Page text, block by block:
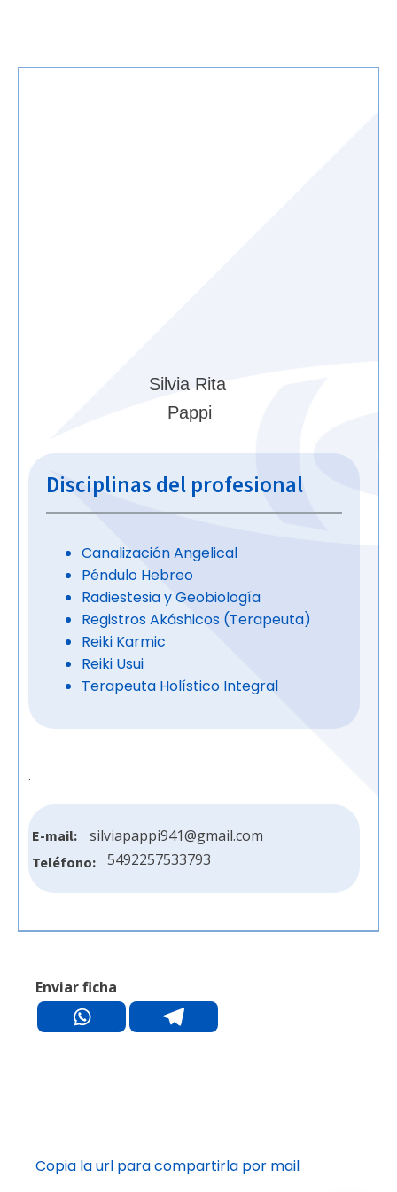
Silvia Rita
Pappi
Disciplinas del profesional
Canalización Angelical
Péndulo Hebreo
Radiestesia y Geobiología
Registros Akáshicos (Terapeuta)
Reiki Karmic
Reiki Usui
Terapeuta Holístico Integral
.
E-mail: silviapappi941@gmail.com
Teléfono: 5492257533793
Enviar ficha
Copia la url para compartirla por mail